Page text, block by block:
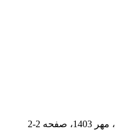
، مهر 1403 ، صفحه 2-2